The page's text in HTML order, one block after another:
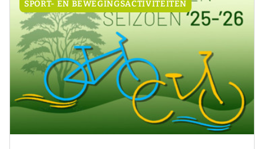
SPORT- EN BEWEGINGSACTIVITEITEN